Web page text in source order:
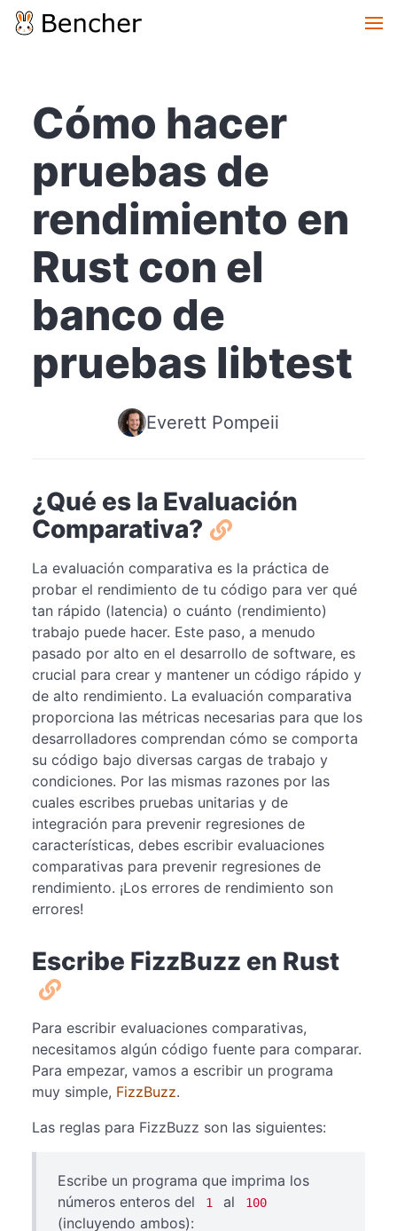
Cómo hacer
pruebas de
rendimiento en
Rust con el
banco de
pruebas libtest
Everett Pompeii
¿Qué es la Evaluación
Comparativa?
La evaluación comparativa es la práctica de
probar el rendimiento de tu código para ver qué
tan rápido (latencia) o cuánto (rendimiento)
trabajo puede hacer. Este paso, a menudo
pasado por alto en el desarrollo de software, es
crucial para crear y mantener un código rápido y
de alto rendimiento. La evaluación comparativa
proporciona las métricas necesarias para que los
desarrolladores comprendan cómo se comporta
su código bajo diversas cargas de trabajo y
condiciones. Por las mismas razones por las
cuales escribes pruebas unitarias y de
integración para prevenir regresiones de
características, debes escribir evaluaciones
comparativas para prevenir regresiones de
rendimiento. ¡Los errores de rendimiento son
errores!
Escribe FizzBuzz en Rust
Para escribir evaluaciones comparativas,
necesitamos algún código fuente para comparar.
Para empezar, vamos a escribir un programa
muy simple, FizzBuzz.
Las reglas para FizzBuzz son las siguientes:
Escribe un programa que imprima los
números enteros del
1 al 100
(incluyendo ambos):